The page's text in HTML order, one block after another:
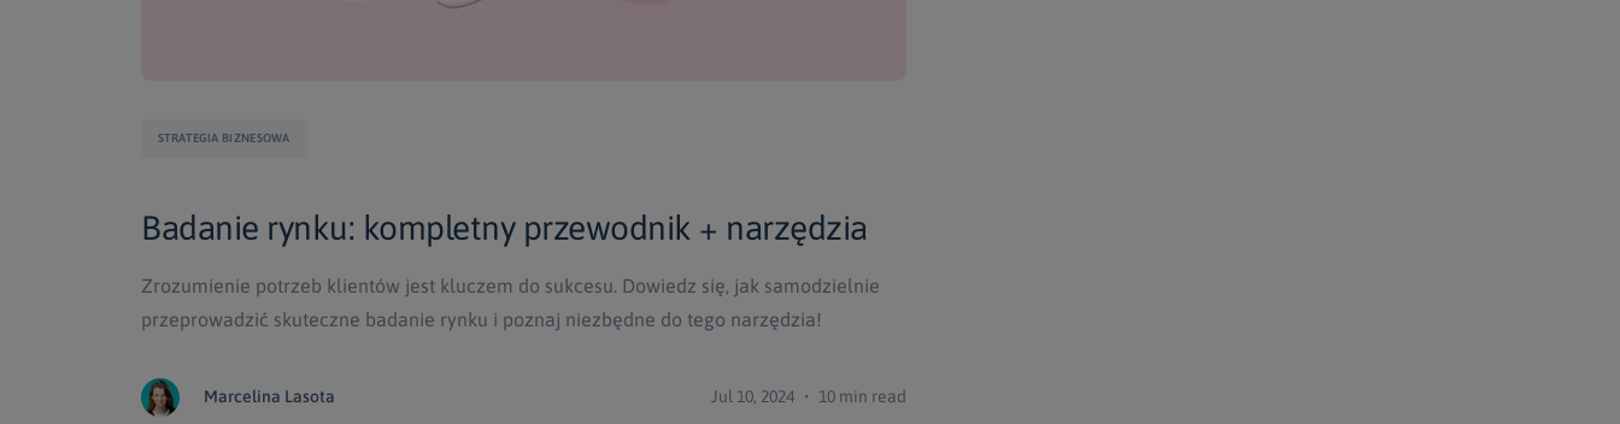
STRATEGIA BIZNESOWA
Badanie rynku: kompletny przewodnik + narzędzia
Zrozumienie potrzeb klientów jest kluczem do sukcesu. Dowiedz się, jak samodzielnie
przeprowadzić skuteczne badanie rynku i poznaj niezbędne do tego narzędzia!
Marcelina Lasota Jul 10, 2024 ・ 10 min read